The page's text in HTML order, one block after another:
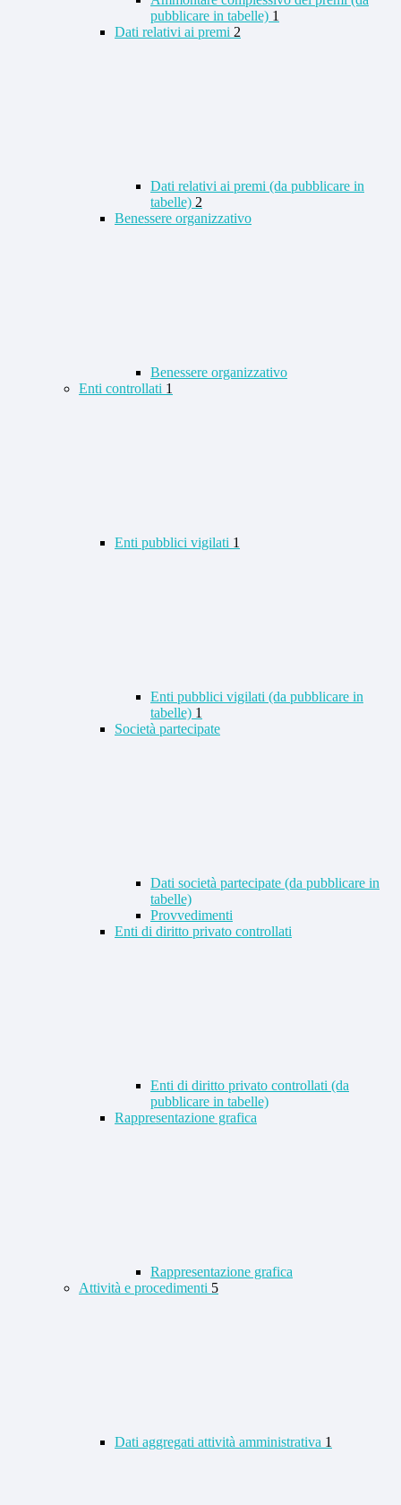
pubblicare in tabelle) 1
Dati relativi ai premi 2
Dati relativi ai premi (da pubblicare in
tabelle) 2
Benessere organizzativo
Benessere organizzativo
Enti controllati 1
Enti pubblici vigilati 1
Enti pubblici vigilati (da pubblicare in
tabelle) 1
Società partecipate
Dati società partecipate (da pubblicare in
tabelle)
Provvedimenti
Enti di diritto privato controllati
Enti di diritto privato controllati (da
pubblicare in tabelle)
Rappresentazione grafica
Rappresentazione grafica
Attività e procedimenti 5
Dati aggregati attività amministrativa 1